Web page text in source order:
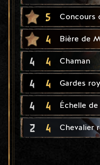
5 Concours
4 Bière de
4 4 Chaman
4 4 Gardes
4 4 Échelle de
2 4 Chevalier